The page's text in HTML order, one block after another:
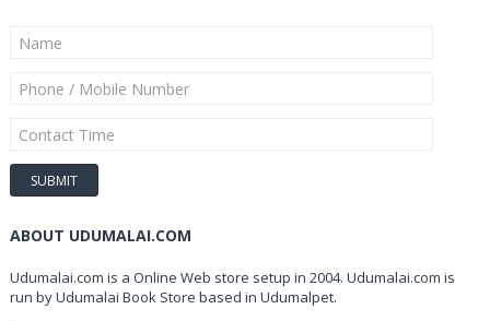
ABOUT UDUMALAI.COM
Udumalai.com is a Online Web store setup in 2004. Udumalai.com is
run by Udumalai Book Store based in Udumalpet.